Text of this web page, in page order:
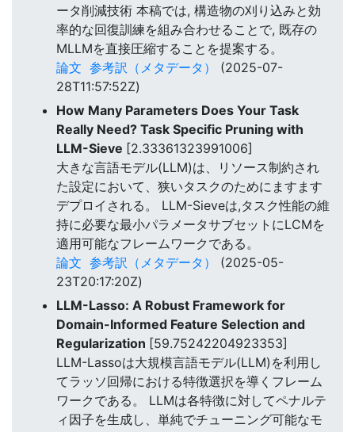
ータ削減技術 本稿では, 構造物の刈り込みと効
率的な回復訓練を組み合わせることで, 既存の
MLLMを直接圧縮することを提案する。
論文 参考訳（メタデータ）
(2025-07-
28T11:57:52Z)
How Many Parameters Does Your Task
Really Need? Task Specific Pruning with
LLM-Sieve [2.33361323991006]
大きな言語モデル(LLM)は、リソース制約され
た設定において、狭いタスクのためにますます
デプロイされる。 LLM-Sieveは,タスク性能の維
持に必要な最小パラメータサブセットにLCMを
適用可能なフレームワークである。
論文 参考訳（メタデータ）
(2025-05-
23T20:17:20Z)
LLM-Lasso: A Robust Framework for
Domain-Informed Feature Selection and
Regularization [59.75242204923353]
LLM-Lassoは大規模言語モデル(LLM)を利用し
てラッソ回帰における特徴選択を導くフレーム
ワークである。 LLMは各特徴に対してペナルテ
ィ因子を生成し、単純でチューニング可能なモ